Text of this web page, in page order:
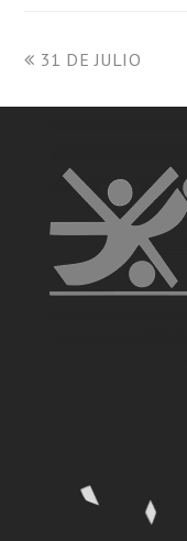
31 DE JULIO